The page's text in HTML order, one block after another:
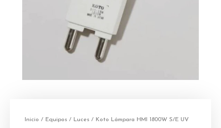
Inicio / Equipos / Luces / Koto Lámpara HMI 1800W S/E UV